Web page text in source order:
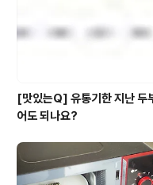
단모델학과’, ‘단백질디자인과’ 등
풀무원이 추구하는 지속가능성을..
[맛있는Q] 유통기한 지난 두
어도 되나요?